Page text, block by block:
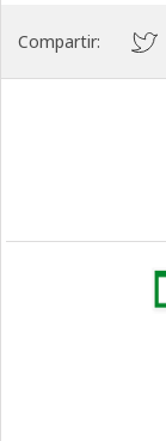
Compartir: